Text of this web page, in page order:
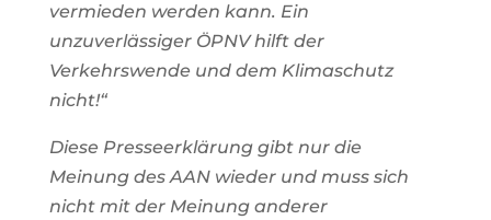
vermieden werden kann. Ein
unzuverlässiger ÖPNV hilft der
Verkehrswende und dem Klimaschutz
nicht!“
Diese Presseerklärung gibt nur die
Meinung des AAN wieder und muss sich
nicht mit der Meinung anderer